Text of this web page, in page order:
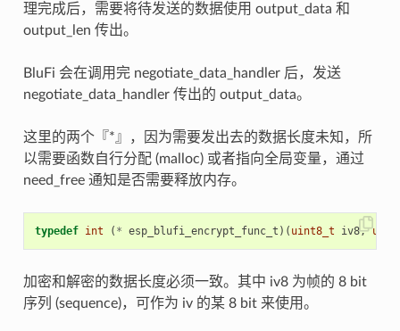
理完成后，需要将待发送的数据使用 output_data 和
output_len 传出。
BluFi 会在调用完 negotiate_data_handler 后，发送
negotiate_data_handler 传出的 output_data。
这里的两个『*』，因为需要发出去的数据长度未知，所
以需要函数自行分配 (malloc) 或者指向全局变量，通过
need_free 通知是否需要释放内存。
typedef int ( * esp_blufi_encrypt_func_t )( uint8_t iv8,
加密和解密的数据长度必须一致。其中 iv8 为帧的 8 bit
序列 (sequence)，可作为 iv 的某 8 bit 来使用。